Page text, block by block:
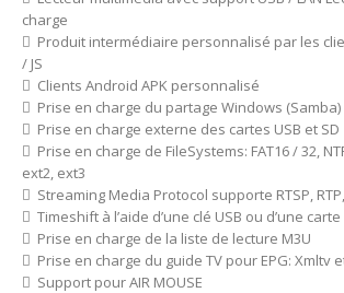
charge
 Produit intermédiaire personnalisé par les
/ JS
 Clients Android APK personnalisé
 Prise en charge du partage Windows (Samba)
 Prise en charge externe des cartes USB et SD
 Prise en charge de FileSystems: FAT16 / 32,
ext2, ext3
 Streaming Media Protocol supporte RTSP, RTP,
 Timeshift à l’aide d’une clé USB ou d’une carte
 Prise en charge de la liste de lecture M3U
 Prise en charge du guide TV pour EPG: Xmltv
 Support pour AIR MOUSE